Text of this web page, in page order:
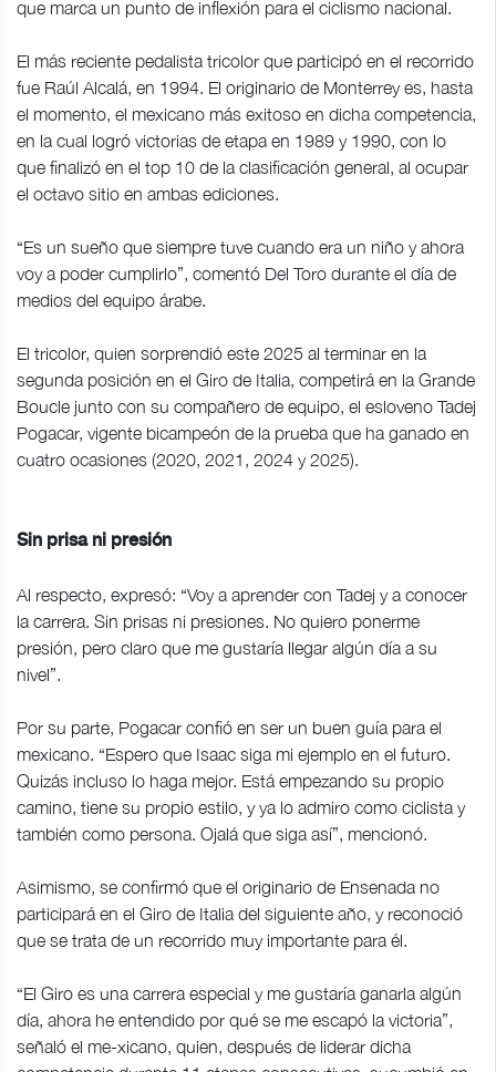
que marca un punto de inflexión para el ciclismo nacional.
El más reciente pedalista tricolor que participó en el recorrido
fue Raúl Alcalá, en 1994. El originario de Monterrey es, hasta
el momento, el mexicano más exitoso en dicha competencia,
en la cual logró victorias de etapa en 1989 y 1990, con lo
que finalizó en el top 10 de la clasificación general, al ocupar
el octavo sitio en ambas ediciones.
“Es un sueño que siempre tuve cuando era un niño y ahora
voy a poder cumplirlo”, comentó Del Toro durante el día de
medios del equipo árabe.
El tricolor, quien sorprendió este 2025 al terminar en la
segunda posición en el Giro de Italia, competirá en la Grande
Boucle junto con su compañero de equipo, el esloveno Tadej
Pogacar, vigente bicampeón de la prueba que ha ganado en
cuatro ocasiones (2020, 2021, 2024 y 2025).
Sin prisa ni presión
Al respecto, expresó: “Voy a aprender con Tadej y a conocer
la carrera. Sin prisas ni presiones. No quiero ponerme
presión, pero claro que me gustaría llegar algún día a su
nivel”.
Por su parte, Pogacar confió en ser un buen guía para el
mexicano. “Espero que Isaac siga mi ejemplo en el futuro.
Quizás incluso lo haga mejor. Está empezando su propio
camino, tiene su propio estilo, y ya lo admiro como ciclista y
también como persona. Ojalá que siga así”, mencionó.
Asimismo, se confirmó que el originario de Ensenada no
participará en el Giro de Italia del siguiente año, y reconoció
que se trata de un recorrido muy importante para él.
“El Giro es una carrera especial y me gustaría ganarla algún
día, ahora he entendido por qué se me escapó la victoria”,
señaló el me-xicano, quien, después de liderar dicha